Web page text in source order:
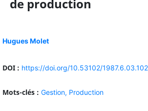
de production
Hugues Molet
DOI : https://doi.org/10.53102/1987.6.03.102
Mots-clés : Gestion, Production